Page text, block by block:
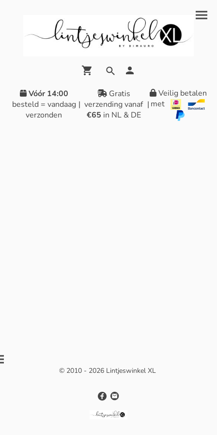
Vóór 14:00
besteld = vandaag
verzonden
|
Gratis
verzending vanaf
€65 in NL & DE
|
Veilig betalen
met
© 2010 - 2026 Lintjeswinkel XL